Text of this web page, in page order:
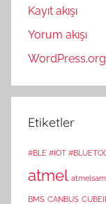
Kayıt akışı
Yorum akışı
WordPress.org
Etiketler
#BLE #IOT
atmel
BMS CANBUS